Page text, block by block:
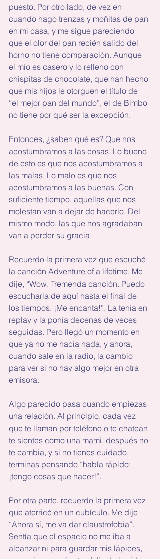
puesto. Por otro lado, de vez en
cuando hago trenzas y moñitas de pan
en mi casa, y me sigue pareciendo
que el olor del pan recién salido del
horno no tiene comparación. Aunque
el mío es casero y lo relleno con
chispitas de chocolate, que han hecho
que mis hijos le otorguen el título de
“el mejor pan del mundo”, el de Bimbo
no tiene por qué ser la excepción.
Entonces, ¿saben qué es? Que nos
acostumbramos a las cosas. Lo bueno
de esto es que nos acostumbramos a
las malas. Lo malo es que nos
acostumbramos a las buenas. Con
suficiente tiempo, aquellas que nos
molestan van a dejar de hacerlo. Del
mismo modo, las que nos agradaban
van a perder su gracia.
Recuerdo la primera vez que escuché
la canción Adventure of a lifetime. Me
dije, “Wow. Tremenda canción. Puedo
escucharla de aquí hasta el final de
los tiempos. ¡Me encanta!”. La tenía en
replay y la ponía decenas de veces
seguidas. Pero llegó un momento en
que ya no me hacía nada, y ahora,
cuando sale en la radio, la cambio
para ver si no hay algo mejor en otra
emisora.
Algo parecido pasa cuando empiezas
una relación. Al principio, cada vez
que te llaman por teléfono o te chatean
te sientes como una mami, después no
te cambia, y si no tienes cuidado,
terminas pensando “habla rápido;
¡tengo cosas que hacer!”.
Por otra parte, recuerdo la primera vez
que aterricé en un cubículo. Me dije
“Ahora sí, me va dar claustrofobia”.
Sentía que el espacio no me iba a
alcanzar ni para guardar mis lápices,